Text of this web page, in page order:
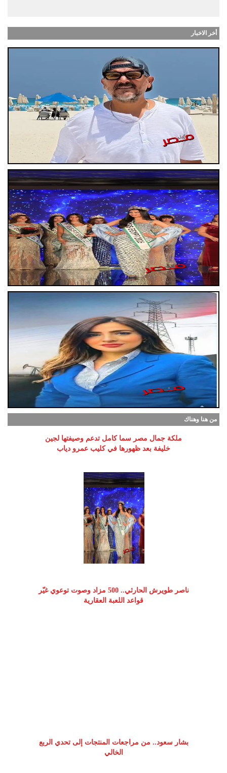
أخر الاخبار
من هنا وهناك
ملكة جمال مصر سما كامل تدعم وصيفتها لجين
خليفة بعد ظهورها في كليب عمرو دياب
ناصر طويرش الحارثي.. 500 مزاد وصوت توعوي غيّر
قواعد اللعبة العقارية
بشار سعود.. من مراجعات المنتجات إلى تحدي الربع
الخالي